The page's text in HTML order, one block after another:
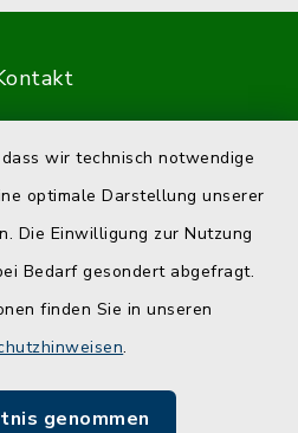
wir technisch notwendige
optimale Darstellung unserer
Die Einwilligung zur Nutzung
Bedarf gesondert abgefragt.
finden Sie in unseren
.
genommen